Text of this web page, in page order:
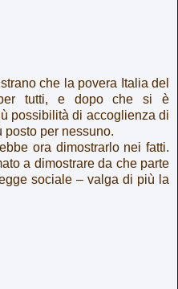
che la povera Italia del
tutti, e dopo che si è
possibilità di accoglienza di
posto per nessuno.
ora dimostrarlo nei fatti.
a dimostrare da che parte
sociale – valga di più la